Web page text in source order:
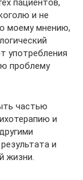
пациентов,
и не
моему мнению,
употребления
проблему
частью
и
и
жизни.